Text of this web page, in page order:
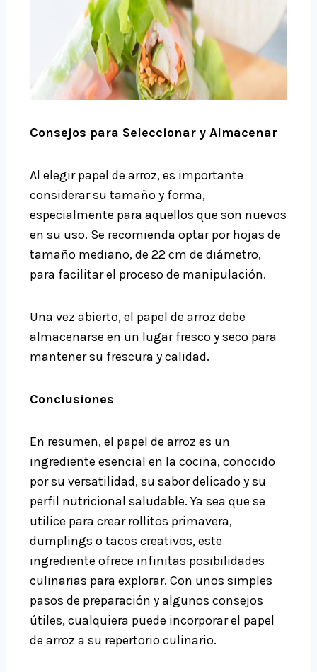
Consejos para Seleccionar y Almacenar
Al elegir papel de arroz, es importante
considerar su tamaño y forma,
especialmente para aquellos que son nuevos
en su uso. Se recomienda optar por hojas de
tamaño mediano, de 22 cm de diámetro,
para facilitar el proceso de manipulación.
Una vez abierto, el papel de arroz debe
almacenarse en un lugar fresco y seco para
mantener su frescura y calidad.
Conclusiones
En resumen, el papel de arroz es un
ingrediente esencial en la cocina, conocido
por su versatilidad, su sabor delicado y su
perfil nutricional saludable. Ya sea que se
utilice para crear rollitos primavera,
dumplings o tacos creativos, este
ingrediente ofrece infinitas posibilidades
culinarias para explorar. Con unos simples
pasos de preparación y algunos consejos
útiles, cualquiera puede incorporar el papel
de arroz a su repertorio culinario.